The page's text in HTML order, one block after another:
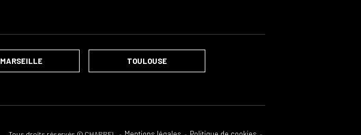
MARSEILLE TOULOUSE